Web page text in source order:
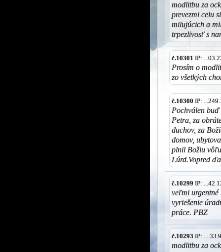
modlitbu za
prevezmi celu
milujúcich a
trpezlivosť s
č.10301 IP:
Prosím o
zo všetkých
č.10300 IP:
Pochválen
Petra, za
duchov, za
domov,
plnil Božiu
Lúrd.Vopred
č.10299 IP:
veľmi urgentné
vyriešenie
práce. PBZ
č.10293 IP:
modlitbu za